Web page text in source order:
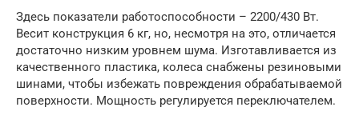
Здесь показатели работоспособности – 2200/430 Вт.
Весит конструкция 6 кг, но, несмотря на это, отличается
достаточно низким уровнем шума. Изготавливается из
качественного пластика, колеса снабжены резиновыми
шинами, чтобы избежать повреждения обрабатываемой
поверхности. Мощность регулируется переключателем.